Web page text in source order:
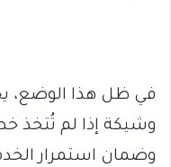
في ظل هذا الوضع،
وشيكة إذا لم تُتخذ
وضمان استمرار